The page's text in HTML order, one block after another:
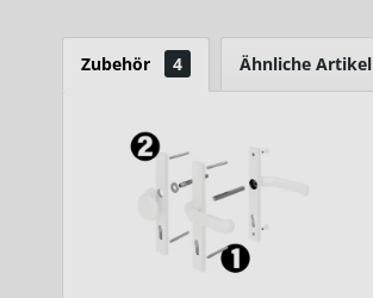
Zubehör 4 Ähnliche Artikel